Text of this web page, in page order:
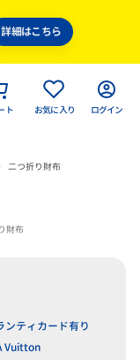
詳細はこちら
ト お気に入り ログイン
二つ折り財布
財布
ティカード有り
Vuitton